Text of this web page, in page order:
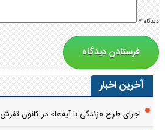
دیدگاه*
آخرین اخبار
اجرای طرح «زندگی با آیه‌ها» در کانون تفرش